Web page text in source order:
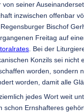
von seiner
inzwischen offenbar
Bischof
Freitag auf
. Bei der
Konzils sei nicht
worden, sondern
worden, damit alle
jedes Wort weit
schon Ernshafteres